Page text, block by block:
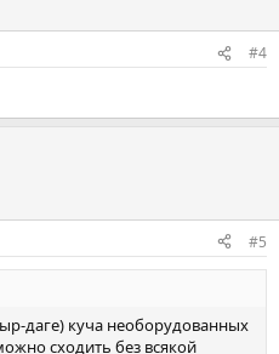
#4
#5
даге) куча необорудованных
сходить без всякой